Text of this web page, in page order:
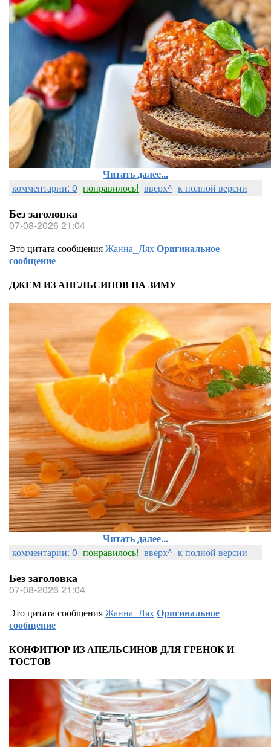
Читать далее...
комментарии: 0 понравилось! вверх^ к полной версии
Без заголовка
07-08-2026 21:04
Это цитата сообщенияЖанна_ЛяхОригинальное
сообщение
ДЖЕМ ИЗ АПЕЛЬСИНОВ НА ЗИМУ
Читать далее...
комментарии: 0 понравилось! вверх^ к полной версии
Без заголовка
07-08-2026 21:04
Это цитата сообщенияЖанна_ЛяхОригинальное
сообщение
КОНФИТЮР ИЗ АПЕЛЬСИНОВ ДЛЯ ГРЕНОК И
ТОСТОВ